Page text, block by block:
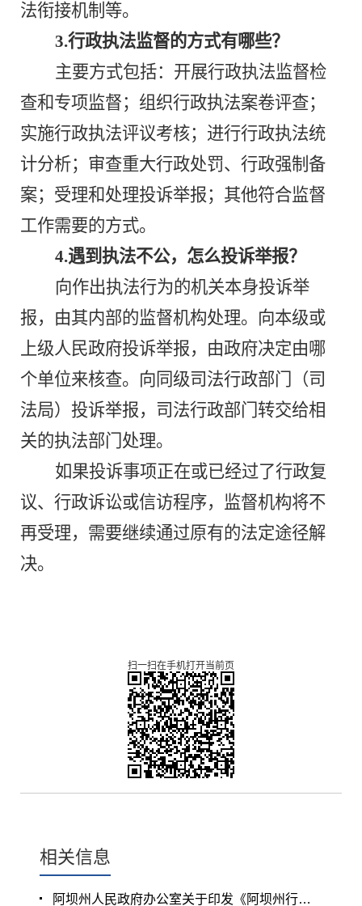
法衔接机制等。
3.行政执法监督的方式有哪些？
主要方式包括：开展行政执法监督检
查和专项监督；组织行政执法案卷评查；
实施行政执法评议考核；进行行政执法统
计分析；审查重大行政处罚、行政强制备
案；受理和处理投诉举报；其他符合监督
工作需要的方式。
4.遇到执法不公，怎么投诉举报？
向作出执法行为的机关本身投诉举
报，由其内部的监督机构处理。向本级或
上级人民政府投诉举报，由政府决定由哪
个单位来核查。向同级司法行政部门（司
法局）投诉举报，司法行政部门转交给相
关的执法部门处理。
如果投诉事项正在或已经过了行政复
议、行政诉讼或信访程序，监督机构将不
再受理，需要继续通过原有的法定途径解
决。
扫一扫在手机打开当前页
相关信息
阿坝州人民政府办公室关于印发《阿坝州行政执法协调监督工作办法》的通知